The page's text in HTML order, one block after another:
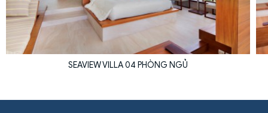
SEAVIEW VILLA 04 PHÒNG NGỦ